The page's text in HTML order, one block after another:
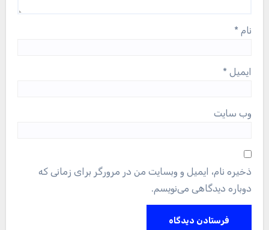
نام *
ایمیل *
وب‌ سایت
ذخیره نام، ایمیل و وبسایت من در مرورگر برای زمانی که
دوباره دیدگاهی می‌نویسم.